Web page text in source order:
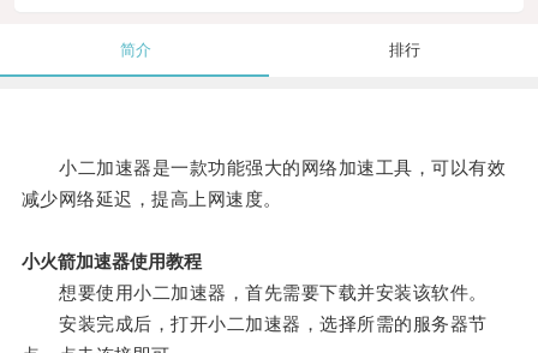
简介 排行
小二加速器是一款功能强大的网络加速工具，可以有效
减少网络延迟，提高上网速度。
小火箭加速器使用教程
想要使用小二加速器，首先需要下载并安装该软件。
安装完成后，打开小二加速器，选择所需的服务器节